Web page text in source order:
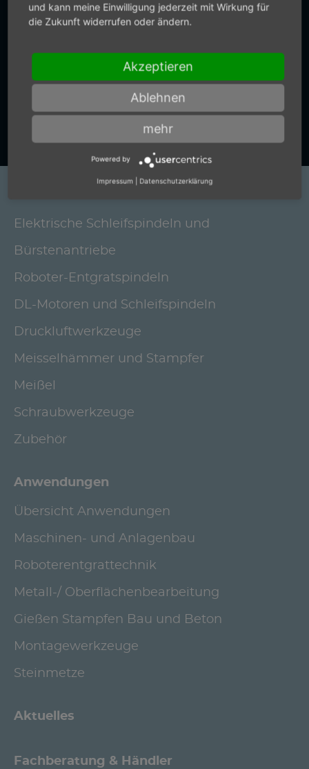
Auskünfte.
+49 (0) 7159-18093-0
Elektrische Schleifspindeln und
Bürstenantriebe
Roboter-Entgratspindeln
DL-Motoren und Schleifspindeln
Druckluftwerkzeuge
Meisselhämmer und Stampfer
Meißel
Schraubwerkzeuge
Zubehör
Anwendungen
Übersicht Anwendungen
Maschinen- und Anlagenbau
Roboterentgrattechnik
Metall-/ Oberflächenbearbeitung
Gießen Stampfen Bau und Beton
Montagewerkzeuge
Steinmetze
Aktuelles
Fachberatung & Händler
und kann meine Einwilligung jederzeit mit Wirkung für
die Zukunft widerrufen oder ändern.
Akzeptieren
Ablehnen
mehr
Powered by
Impressum Datenschutzerklärung